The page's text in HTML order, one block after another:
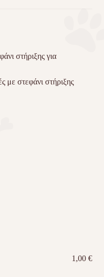
στήριξης για
με στεφάνι στήριξης
1,00€